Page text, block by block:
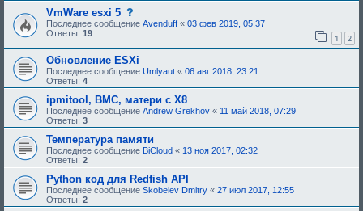
VmWare esxi 5
о
щ
е
н
е
,
т
е
б
ю
щ
е
е
о
д
Последнее сообщение Avenduff « 03 фев 2019, 05:37
Ответы: 19 1 2
Обновление ESXi
Последнее сообщение Umlyaut « 06 авг 2018, 23:21
Ответы: 4
ipmitool, BMC, матери с X8
Последнее сообщение Andrew Grekhov « 11 май 2018, 07:29
Ответы: 3
Температура памяти
Последнее сообщение BiCloud « 13 ноя 2017, 02:32
Ответы: 2
Python код для Redfish API
Последнее сообщение Skobelev Dmitry « 27 июл 2017, 12:55
Ответы: 2